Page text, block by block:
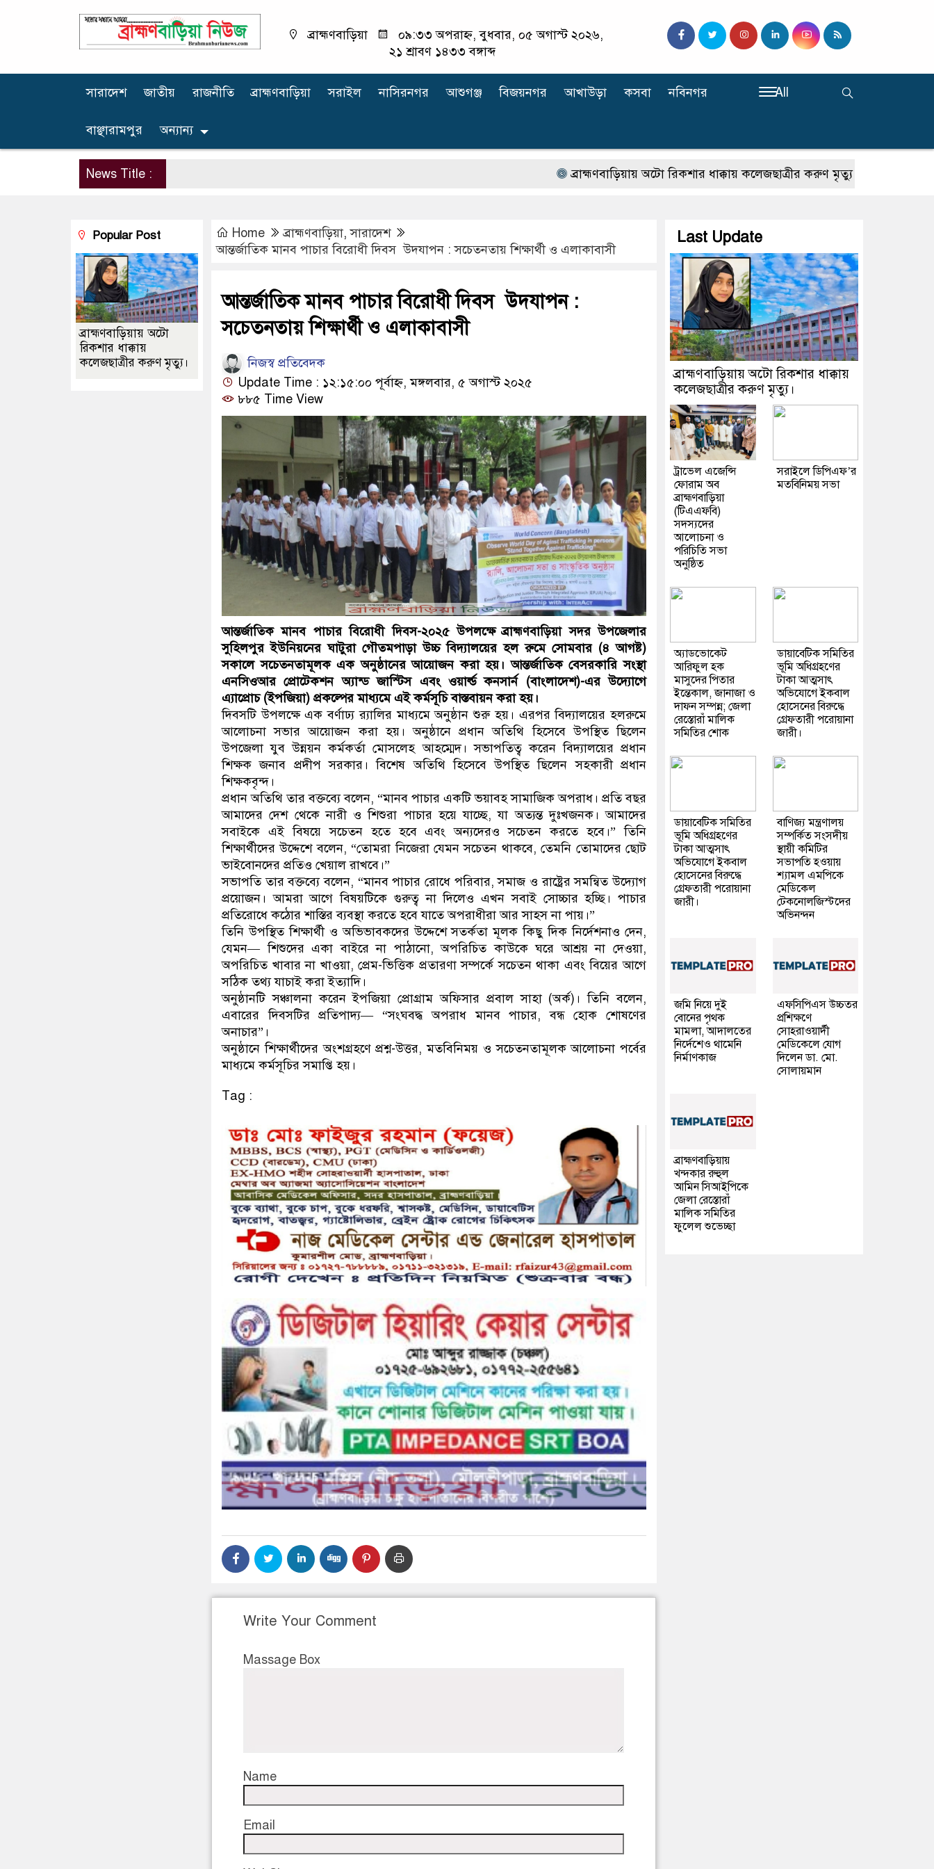
ব্রাহ্মণবাড়িয়া
০৯:৩৩ অপরাহ্ন, বুধবার, ০৫ অগাস্ট ২০২৬,
২১ শ্রাবণ ১৪৩৩ বঙ্গাব্দ
সারাদেশ জাতীয় রাজনীতি ব্রাহ্মণবাড়িয়া সরাইল নাসিরনগর আশুগঞ্জ বিজয়নগর আখাউড়া কসবা নবিনগর
বাঞ্ছারামপুর অন্যান্য
All
News Title : ব্রাহ্মণবাড়িয়ায় অটো রিকশার ধাক্কায় কলেজছাত্রীর করুণ মৃত্যু। ট্রাভেল এজেন্সি
Home ব্রাহ্মণবাড়িয়া,সারাদেশ
আন্তর্জাতিক মানব পাচার বিরোধী দিবস উদযাপন : সচেতনতায় শিক্ষার্থী ও এলাকাবাসী
আন্তর্জাতিক মানব পাচার বিরোধী দিবস উদযাপন :
সচেতনতায় শিক্ষার্থী ও এলাকাবাসী
নিজস্ব প্রতিবেদক
Update Time : ১২:১৫:০০ পূর্বাহ্ন, মঙ্গলবার, ৫ অগাস্ট ২০২৫
৮৮৫ Time View
আন্তর্জাতিক মানব পাচার বিরোধী দিবস-২০২৫ উপলক্ষে ব্রাহ্মণবাড়িয়া সদর উপজেলার
সুহিলপুর ইউনিয়নের ঘাটুরা গৌতমপাড়া উচ্চ বিদ্যালয়ের হল রুমে সোমবার (৪ আগষ্ট)
সকালে সচেতনতামূলক এক অনুষ্ঠানের আয়োজন করা হয়। আন্তর্জাতিক বেসরকারি সংস্থা
এনসিওআর প্রোটেকশন অ্যান্ড জাস্টিস এবং ওয়ার্ল্ড কনসার্ন (বাংলাদেশ)-এর উদ্যোগে
এ্যাপ্রোচ (ইপজিয়া) প্রকল্পের মাধ্যমে এই কর্মসূচি বাস্তবায়ন করা হয়।
দিবসটি উপলক্ষে এক বর্ণাঢ্য র‌্যালির মাধ্যমে অনুষ্ঠান শুরু হয়। এরপর বিদ্যালয়ের হলরুমে
আলোচনা সভার আয়োজন করা হয়। অনুষ্ঠানে প্রধান অতিথি হিসেবে উপস্থিত ছিলেন
উপজেলা যুব উন্নয়ন কর্মকর্তা মোসলেহ আহম্মেদ। সভাপতিত্ব করেন বিদ্যালয়ের প্রধান
শিক্ষক জনাব প্রদীপ সরকার। বিশেষ অতিথি হিসেবে উপস্থিত ছিলেন সহকারী প্রধান
শিক্ষকবৃন্দ।
প্রধান অতিথি তার বক্তব্যে বলেন, “মানব পাচার একটি ভয়াবহ সামাজিক অপরাধ। প্রতি বছর
আমাদের দেশ থেকে নারী ও শিশুরা পাচার হয়ে যাচ্ছে, যা অত্যন্ত দুঃখজনক। আমাদের
সবাইকে এই বিষয়ে সচেতন হতে হবে এবং অন্যদেরও সচেতন করতে হবে।” তিনি
শিক্ষার্থীদের উদ্দেশে বলেন, “তোমরা নিজেরা যেমন সচেতন থাকবে, তেমনি তোমাদের ছোট
ভাইবোনদের প্রতিও খেয়াল রাখবে।”
সভাপতি তার বক্তব্যে বলেন, “মানব পাচার রোধে পরিবার, সমাজ ও রাষ্ট্রের সমন্বিত উদ্যোগ
প্রয়োজন। আমরা আগে বিষয়টিকে গুরুত্ব না দিলেও এখন সবাই সোচ্চার হচ্ছি। পাচার
প্রতিরোধে কঠোর শাস্তির ব্যবস্থা করতে হবে যাতে অপরাধীরা আর সাহস না পায়।”
তিনি উপস্থিত শিক্ষার্থী ও অভিভাবকদের উদ্দেশে সতর্কতা মূলক কিছু দিক নির্দেশনাও দেন,
যেমন— শিশুদের একা বাইরে না পাঠানো, অপরিচিত কাউকে ঘরে আশ্রয় না দেওয়া,
অপরিচিত খাবার না খাওয়া, প্রেম-ভিত্তিক প্রতারণা সম্পর্কে সচেতন থাকা এবং বিয়ের আগে
সঠিক তথ্য যাচাই করা ইত্যাদি।
অনুষ্ঠানটি সঞ্চালনা করেন ইপজিয়া প্রোগ্রাম অফিসার প্রবাল সাহা (অর্ক)। তিনি বলেন,
এবারের দিবসটির প্রতিপাদ্য— “সংঘবদ্ধ অপরাধ মানব পাচার, বন্ধ হোক শোষণের
অনাচার”।
অনুষ্ঠানে শিক্ষার্থীদের অংশগ্রহণে প্রশ্ন-উত্তর, মতবিনিময় ও সচেতনতামূলক আলোচনা পর্বের
মাধ্যমে কর্মসূচির সমাপ্তি হয়।
Tag :
Write Your Comment
Massage Box
Name
Email
Popular Post
ব্রাহ্মণবাড়িয়ায় অটো
রিকশার ধাক্কায়
কলেজছাত্রীর করুণ মৃত্যু।
Last Update
ব্রাহ্মণবাড়িয়ায় অটো রিকশার ধাক্কায়
কলেজছাত্রীর করুণ মৃত্যু।
ট্রাভেল এজেন্সি
ফোরাম অব
ব্রাহ্মণবাড়িয়া
(টিএএফবি)
সদস্যদের
আলোচনা ও
পরিচিতি সভা
অনুষ্ঠিত
সরাইলে ডিপিএফ’র
মতবিনিময় সভা
অ্যাডভোকেট
আরিফুল হক
মাসুদের পিতার
ইন্তেকাল, জানাজা ও
দাফন সম্পন্ন; জেলা
রেস্তোরাঁ মালিক
সমিতির শোক
ডায়াবেটিক সমিতির
ভূমি অধিগ্রহণের
টাকা আত্মসাৎ
অভিযোগে ইকবাল
হোসেনের বিরুদ্ধে
গ্রেফতারী পরোয়ানা
জারী।
ডায়াবেটিক সমিতির
ভূমি অধিগ্রহণের
টাকা আত্মসাৎ
অভিযোগে ইকবাল
হোসেনের বিরুদ্ধে
গ্রেফতারী পরোয়ানা
জারী।
বাণিজ্য মন্ত্রণালয়
সম্পর্কিত সংসদীয়
স্থায়ী কমিটির
সভাপতি হওয়ায়
শ্যামল এমপিকে
মেডিকেল
টেকনোলজিস্টদের
অভিনন্দন
জমি নিয়ে দুই
বোনের পৃথক
মামলা, আদালতের
নির্দেশেও থামেনি
নির্মাণকাজ
এফসিপিএস উচ্চতর
প্রশিক্ষণে
সোহরাওয়ার্দী
মেডিকেলে যোগ
দিলেন ডা. মো.
সোলায়মান
ব্রাহ্মণবাড়িয়ায়
খন্দকার রুহুল
আমিন সিআইপিকে
জেলা রেস্তোরাঁ
মালিক সমিতির
ফুলেল শুভেচ্ছা